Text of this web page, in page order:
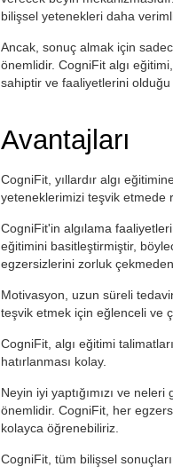
bilişsel yetenekleri daha
Ancak, sonuç almak için
önemlidir. CogniFit algı
sahiptir ve faaliyetlerini olduğu
Avantajları
CogniFit, yıllardır algı
yeteneklerimizi teşvik etmede
CogniFit'in algılama
eğitimini basitleştirmiştir,
egzersizlerini zorluk
Motivasyon, uzun süreli
teşvik etmek için eğlenceli ve
CogniFit, algı eğitimi
hatırlanması kolay.
Neyin iyi yaptığımızı ve
önemlidir. CogniFit, her
kolayca öğrenebiliriz.
CogniFit, tüm bilişsel